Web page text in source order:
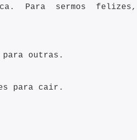
Para sermos felizes,
para outras.
para cair.